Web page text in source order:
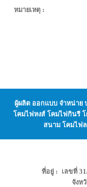
หมายเหตุ :
ผู้ผลิต ออกแบบ จำหน่าย
โคมไฟหงส์ โคมไฟกินรี
สนาม โคมไฟ
ที่อยู่ : เลขที่
จังห